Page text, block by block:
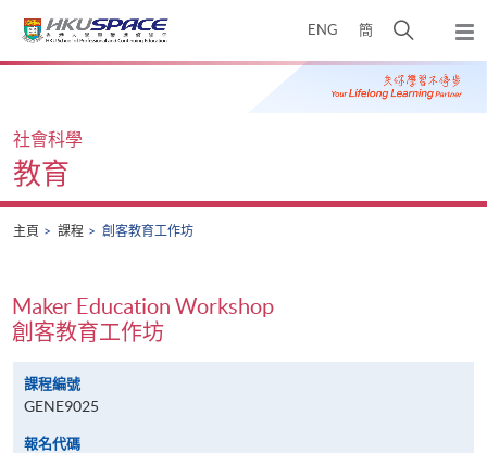
ENG 簡
開
搜
尋
彈
出
主
Main
社會科學
教育
主頁 課程 創客教育工作坊
Maker Education Workshop
創客教育工作坊
課程編號
GENE9025
報名代碼